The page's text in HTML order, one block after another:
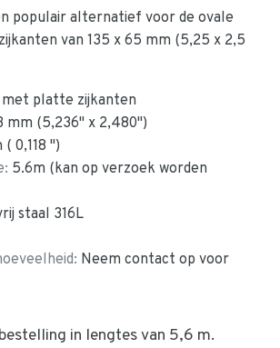
populair alternatief voor de ovale
van 135 x 65 mm (5,25 x 2,5
met platte zijkanten
mm (5,236" x 2,480")
( 0,118 ")
5.6m (kan op verzoek worden
staal 316L
Neem contact op voor
in lengtes van 5,6 m.